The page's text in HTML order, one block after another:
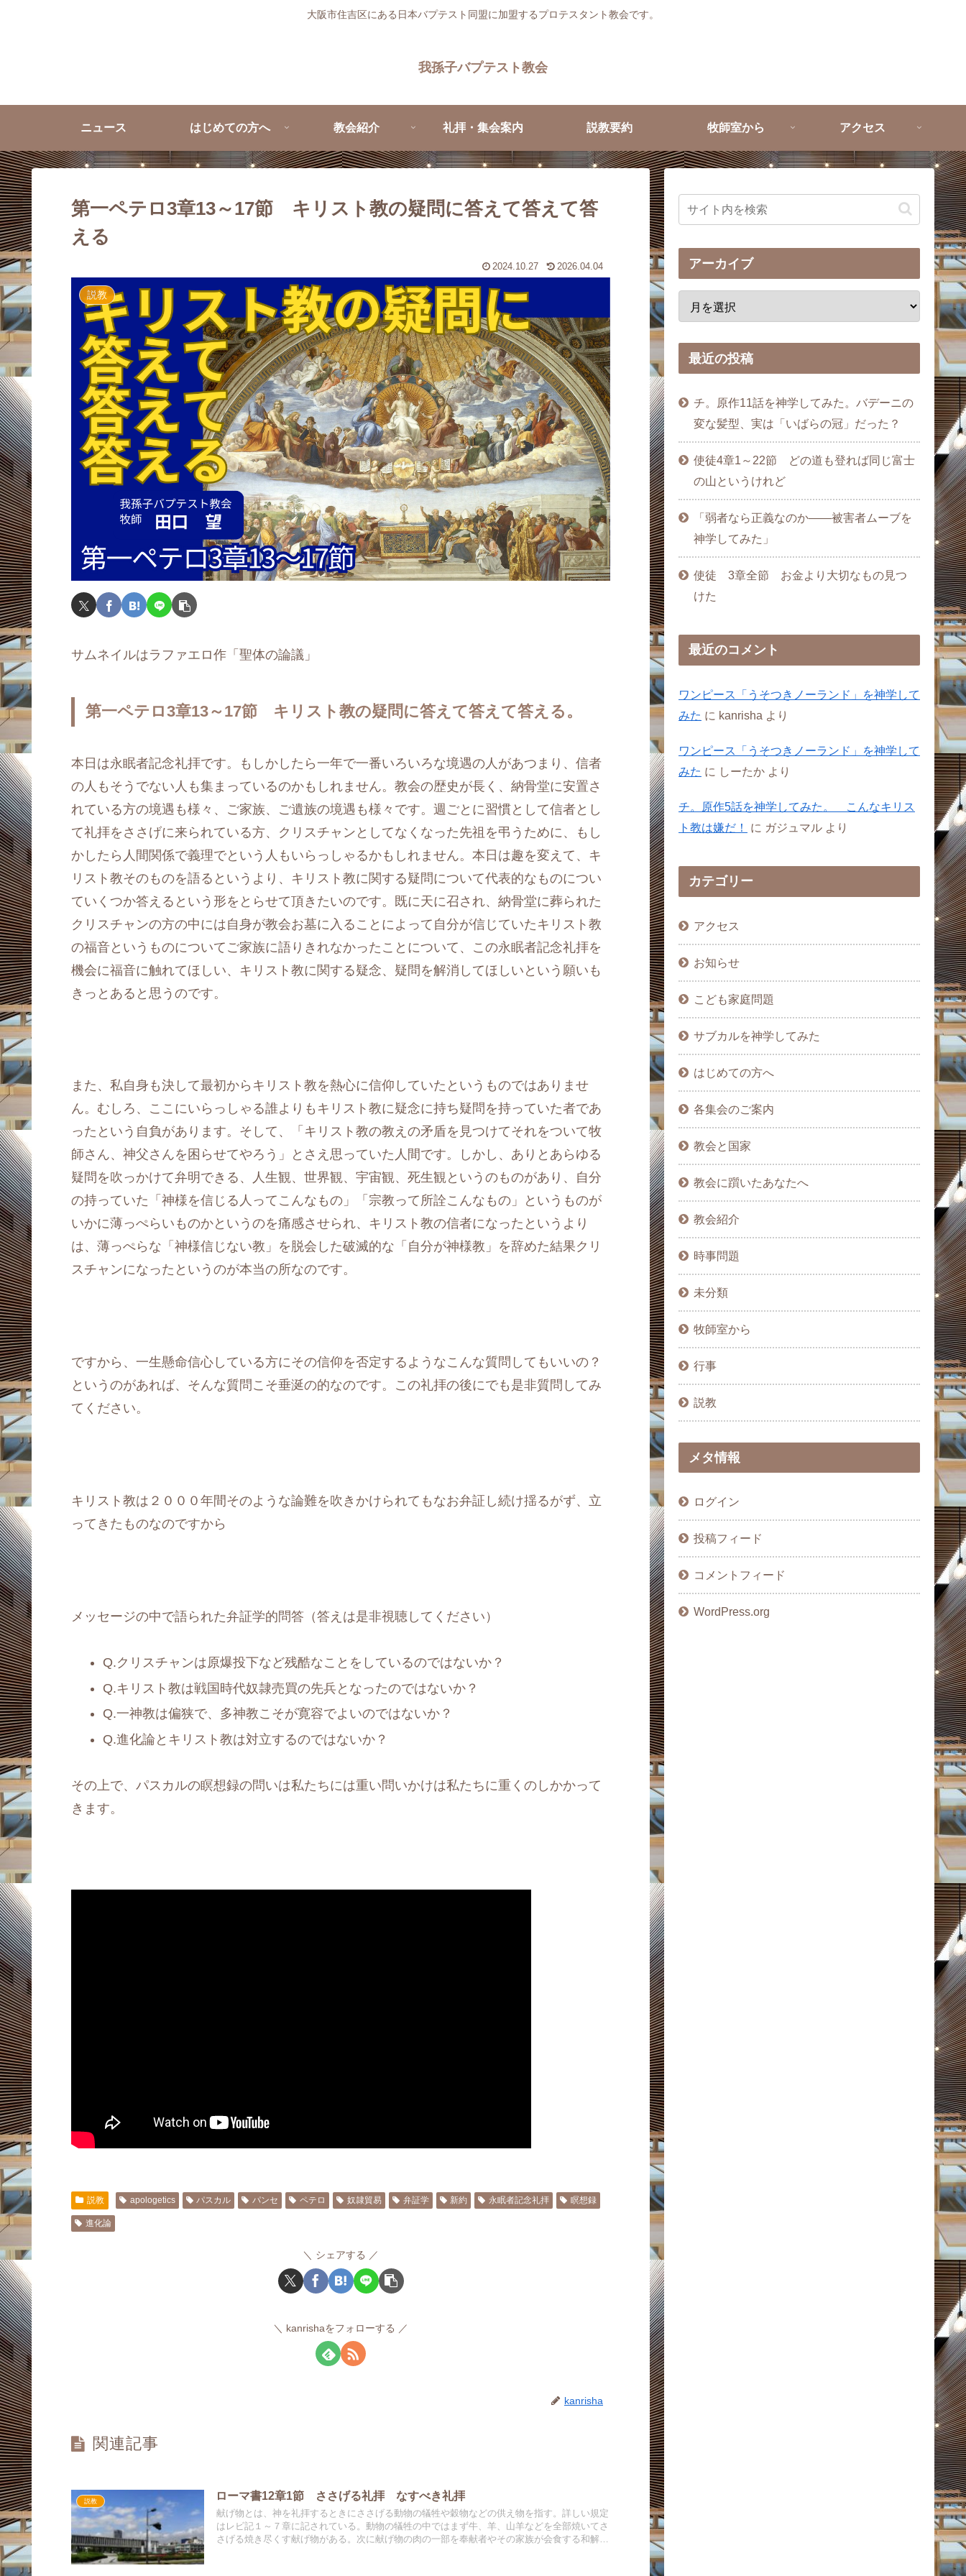
大阪市住吉区にある日本バプテスト同盟に加盟するプロテスタント教会です。
我孫子バプテスト教会
ニュース はじめての方へ 教会紹介 礼拝・集会案内 説教要約 牧師室から アクセス
第一ペテロ3章13～17節 キリスト教の疑問に答えて答えて答
える
2024.10.27 2026.04.04
説教
サムネイルはラファエロ作「聖体の論議」
第一ペテロ3章13～17節 キリスト教の疑問に答えて答えて答える。
本日は永眠者記念礼拝です。もしかしたら一年で一番いろいろな境遇の人があつまり、信者
の人もそうでない人も集まっているのかもしれません。教会の歴史が長く、納骨堂に安置さ
れている方の境遇も様々、ご家族、ご遺族の境遇も様々です。週ごとに習慣として信者とし
て礼拝をささげに来られている方、クリスチャンとしてなくなった先祖を弔うために、もし
かしたら人間関係で義理でという人もいらっしゃるかもしれません。本日は趣を変えて、キ
リスト教そのものを語るというより、キリスト教に関する疑問について代表的なものについ
ていくつか答えるという形をとらせて頂きたいのです。既に天に召され、納骨堂に葬られた
クリスチャンの方の中には自身が教会お墓に入ることによって自分が信じていたキリスト教
の福音というものについてご家族に語りきれなかったことについて、この永眠者記念礼拝を
機会に福音に触れてほしい、キリスト教に関する疑念、疑問を解消してほしいという願いも
きっとあると思うのです。
また、私自身も決して最初からキリスト教を熱心に信仰していたというものではありませ
ん。むしろ、ここにいらっしゃる誰よりもキリスト教に疑念に持ち疑問を持っていた者であ
ったという自負があります。そして、「キリスト教の教えの矛盾を見つけてそれをついて牧
師さん、神父さんを困らせてやろう」とさえ思っていた人間です。しかし、ありとあらゆる
疑問を吹っかけて弁明できる、人生観、世界観、宇宙観、死生観というのものがあり、自分
の持っていた「神様を信じる人ってこんなもの」「宗教って所詮こんなもの」というものが
いかに薄っぺらいものかというのを痛感させられ、キリスト教の信者になったというより
は、薄っぺらな「神様信じない教」を脱会した破滅的な「自分が神様教」を辞めた結果クリ
スチャンになったというのが本当の所なのです。
ですから、一生懸命信心している方にその信仰を否定するようなこんな質問してもいいの？
というのがあれば、そんな質問こそ垂涎の的なのです。この礼拝の後にでも是非質問してみ
てください。
キリスト教は２０００年間そのような論難を吹きかけられてもなお弁証し続け揺るがず、立
ってきたものなのですから
メッセージの中で語られた弁証学的問答（答えは是非視聴してください）
Q.クリスチャンは原爆投下など残酷なことをしているのではないか？
Q.キリスト教は戦国時代奴隷売買の先兵となったのではないか？
Q.一神教は偏狭で、多神教こそが寛容でよいのではないか？
Q.進化論とキリスト教は対立するのではないか？
その上で、パスカルの瞑想録の問いは私たちには重い問いかけは私たちに重くのしかかって
きます。
説教 apologetics パスカル パンセ ペテロ 奴隷貿易 弁証学 新約 永眠者記念礼拝 瞑想録
進化論
シェアする
kanrishaをフォローする
kanrisha
関連記事
説教 ローマ書12章1節 ささげる礼拝 なすべき礼拝
献げ物とは、神を礼拝するときにささげる動物の犠牲や穀物などの供え物を指す。詳しい規定
はレビ記１～７章に記されている。動物の犠牲の中ではまず牛、羊、山羊などを全部焼いてさ
さげる焼き尽くす献げ物がある。次に献げ物の肉の一部を奉献者やその家族が会食する和解の
アーカイブ
最近の投稿
チ。原作11話を神学してみた。バデーニの
変な髪型、実は「いばらの冠」だった？
使徒4章1～22節 どの道も登れば同じ富士
の山というけれど
「弱者なら正義なのか――被害者ムーブを
神学してみた」
使徒 3章全節 お金より大切なもの見つ
けた
最近のコメント
ワンピース「うそつきノーランド」を神学して
みた に kanrisha より
ワンピース「うそつきノーランド」を神学して
みた に しーたか より
チ。原作5話を神学してみた。 こんなキリス
ト教は嫌だ！
に ガジュマル より
カテゴリー
アクセス
お知らせ
こども家庭問題
サブカルを神学してみた
はじめての方へ
各集会のご案内
教会と国家
教会に躓いたあなたへ
教会紹介
時事問題
未分類
牧師室から
行事
説教
メタ情報
ログイン
投稿フィード
コメントフィード
WordPress.org